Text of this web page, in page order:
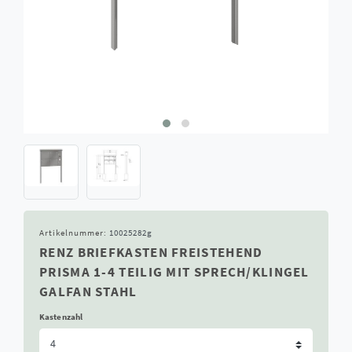
Artikelnummer: 10025282g
RENZ BRIEFKASTEN FREISTEHEND
PRISMA 1-4 TEILIG MIT SPRECH/KLINGEL
GALFAN STAHL
Kastenzahl